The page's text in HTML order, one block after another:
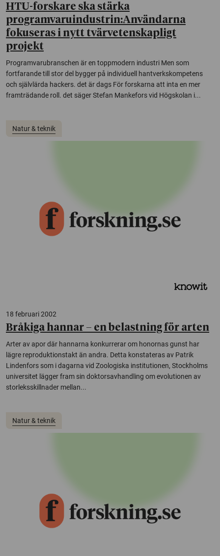
HTU-forskare ska stärka
programvaruindustrin:Användarna
fokuseras i nytt tvärvetenskapligt
projekt
Programvarubranschen är en toppmodern industri Men som
fortfarande till stor del bygger på individuell hantverkskompetens
och självlärda hackers. det är dags För forskarna att inta en mer
framträdande roll. det säger Stefan Mankefors vid Högskolan i...
Natur & teknik
18 februari 2002
Bråkiga hannar – en belastning för arten
Arter av apor där hannarna konkurrerar om honornas gunst har
lägre reproduktionstakt än andra. Detta konstateras av Patrik
Lindenfors som i dagarna vid Zoologiska institutionen, Stockholms
universitet lägger fram sin doktorsavhandling om evolutionen av
storleksskillnader mellan...
Natur & teknik